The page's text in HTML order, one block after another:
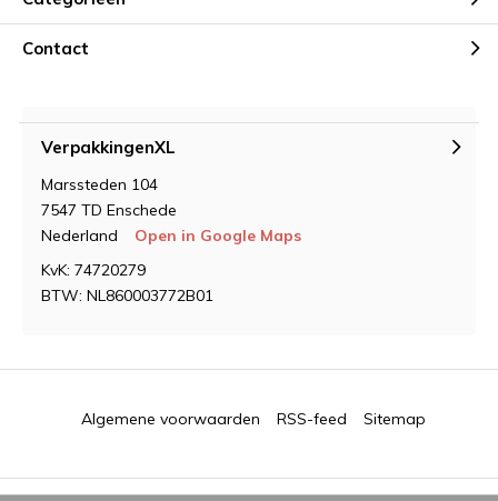
Contact
VerpakkingenXL
Marssteden 104
7547 TD Enschede
Nederland
Open in Google Maps
KvK: 74720279
BTW: NL860003772B01
Algemene voorwaarden RSS-feed Sitemap